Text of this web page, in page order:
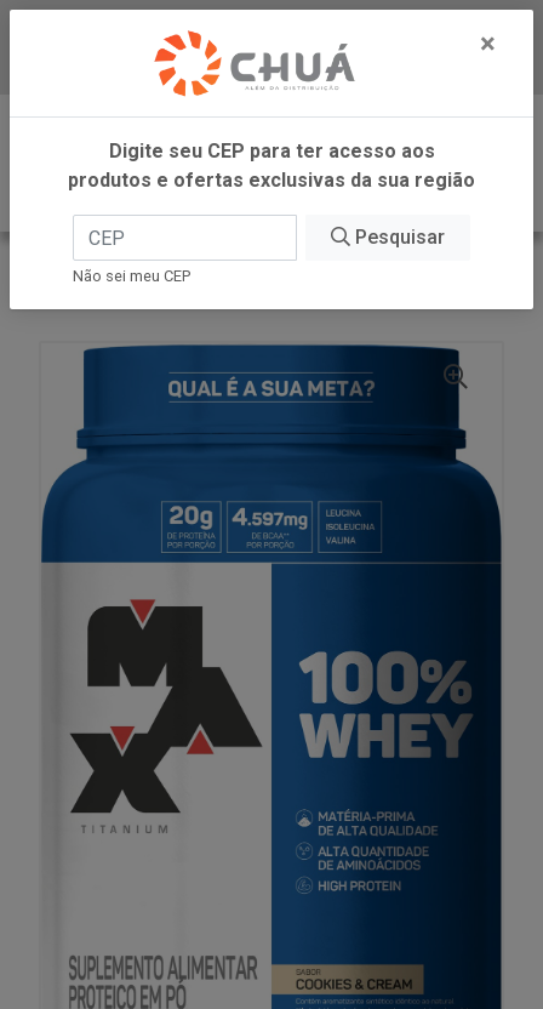
Baixe já nosso APP
0
INÍCIO
×
Digite seu CEP para ter acesso aos
produtos e ofertas exclusivas da sua região
Pesquisar
Não sei meu CEP